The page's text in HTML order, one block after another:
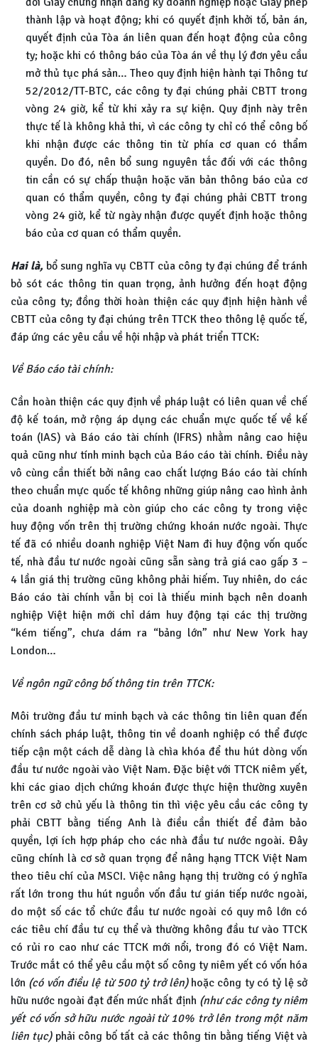
thành lập và hoạt động; khi có quyết định khởi tố, bản án,
quyết định của Tòa án liên quan đến hoạt động của công
ty; hoặc khi có thông báo của Tòa án về thụ lý đơn yêu cầu
mở thủ tục phá sản… Theo quy định hiện hành tại Thông tư
52/2012/TT-BTC, các công ty đại chúng phải CBTT trong
vòng 24 giờ, kể từ khi xảy ra sự kiện. Quy định này trên
thực tế là không khả thi, vì các công ty chỉ có thể công bố
khi nhận được các thông tin từ phía cơ quan có thẩm
quyền. Do đó, nên bổ sung nguyên tắc đối với các thông
tin cần có sự chấp thuận hoặc văn bản thông báo của cơ
quan có thẩm quyền, công ty đại chúng phải CBTT trong
vòng 24 giờ, kể từ ngày nhận được quyết định hoặc thông
báo của cơ quan có thẩm quyền.
Hai là, bổ sung nghĩa vụ CBTT của công ty đại chúng để tránh
bỏ sót các thông tin quan trọng, ảnh hưởng đến hoạt động
của công ty; đồng thời hoàn thiện các quy định hiện hành về
CBTT của công ty đại chúng trên TTCK theo thông lệ quốc tế,
đáp ứng các yêu cầu về hội nhập và phát triển TTCK:
Về Báo cáo tài chính:
Cần hoàn thiện các quy định về pháp luật có liên quan về chế
độ kế toán, mở rộng áp dụng các chuẩn mực quốc tế về kế
toán (IAS) và Báo cáo tài chính (IFRS) nhằm nâng cao hiệu
quả cũng như tính minh bạch của Báo cáo tài chính. Điều này
vô cùng cần thiết bởi nâng cao chất lượng Báo cáo tài chính
theo chuẩn mực quốc tế không những giúp nâng cao hình ảnh
của doanh nghiệp mà còn giúp cho các công ty trong việc
huy động vốn trên thị trường chứng khoán nước ngoài. Thực
tế đã có nhiều doanh nghiệp Việt Nam đi huy động vốn quốc
tế, nhà đầu tư nước ngoài cũng sẵn sàng trả giá cao gấp 3 –
4 lần giá thị trường cũng không phải hiếm. Tuy nhiên, do các
Báo cáo tài chính vẫn bị coi là thiếu minh bạch nên doanh
nghiệp Việt hiện mới chỉ dám huy động tại các thị trường
“kém tiếng”, chưa dám ra “bảng lớn” như New York hay
London…
Về ngôn ngữ công bố thông tin trên TTCK:
Môi trường đầu tư minh bạch và các thông tin liên quan đến
chính sách pháp luật, thông tin về doanh nghiệp có thể được
tiếp cận một cách dễ dàng là chìa khóa để thu hút dòng vốn
đầu tư nước ngoài vào Việt Nam. Đặc biệt với TTCK niêm yết,
khi các giao dịch chứng khoán được thực hiện thường xuyên
trên cơ sở chủ yếu là thông tin thì việc yêu cầu các công ty
phải CBTT bằng tiếng Anh là điều cần thiết để đảm bảo
quyền, lợi ích hợp pháp cho các nhà đầu tư nước ngoài. Đây
cũng chính là cơ sở quan trọng để nâng hạng TTCK Việt Nam
theo tiêu chí của MSCI. Việc nâng hạng thị trường có ý nghĩa
rất lớn trong thu hút nguồn vốn đầu tư gián tiếp nước ngoài,
do một số các tổ chức đầu tư nước ngoài có quy mô lớn có
các tiêu chí đầu tư cụ thể và thường không đầu tư vào TTCK
có rủi ro cao như các TTCK mới nổi, trong đó có Việt Nam.
Trước mắt có thể yêu cầu một số công ty niêm yết có vốn hóa
lớn (có vốn điều lệ từ 500 tỷ trở lên)hoặc công ty có tỷ lệ sở
hữu nước ngoài đạt đến mức nhất định(như các công ty niêm
yết có vốn sở hữu nước ngoài từ 10% trở lên trong một năm
liên tục)phải công bố tất cả các thông tin bằng tiếng Việt và